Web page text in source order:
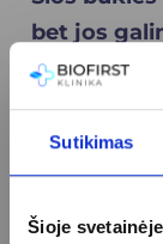
Sutikimas
Šioje
bet jos
laukiatės
reikėtų